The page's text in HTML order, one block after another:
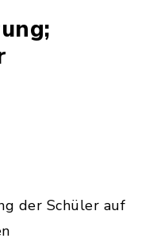
der Schüler auf